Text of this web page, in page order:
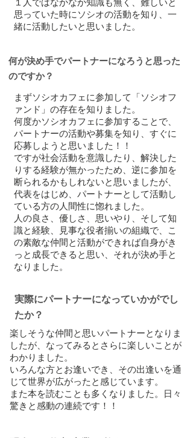
思っていた時にソシオの活動を知り、一
緒に活動したいと思いました。
何が決め手でパートナーになろうと思った
のですか？
まずソシオカフェに参加して「ソシオフ
ァンド」の存在を知りました。
何度かソシオカフェに参加することで、
パートナーの活動や募集を知り、すぐに
応募しようと思いました！！
ですが社会活動を意識したり、解決した
りする経験が無かったため、逆に参加を
断られるかもしれないと思いましたが、
代表をはじめ、パートナーとして活動し
ている方の人間性に惚れました。
人の良さ、優しさ、思いやり、そして知
識と経験、見事な役者揃いの組織で、こ
の素敵な仲間と活動ができれば自身がき
っと成長できると思い、それが決め手と
なりました。
実際にパートナーになっていかがでし
たか？
楽しそうな仲間と思いパートナーとなりま
したが、なってみるとさらに楽しいことが
わかりました。
いろんな方とお逢いでき、その出逢いを通
じて世界が広がったと感じています。
また本を読むことも多くなりました。日々
驚きと感動の連続です！！